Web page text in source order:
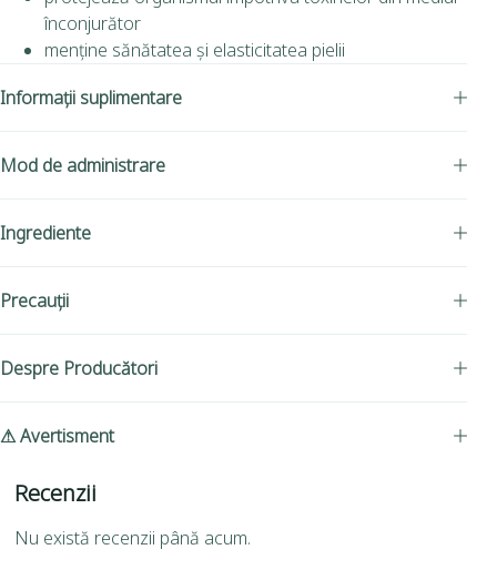
înconjurător
menține sănătatea și elasticitatea pielii
Informații suplimentare
Mod de administrare
Ingrediente
Precauții
Despre Producători
⚠ Avertisment
Recenzii
Nu există recenzii până acum.